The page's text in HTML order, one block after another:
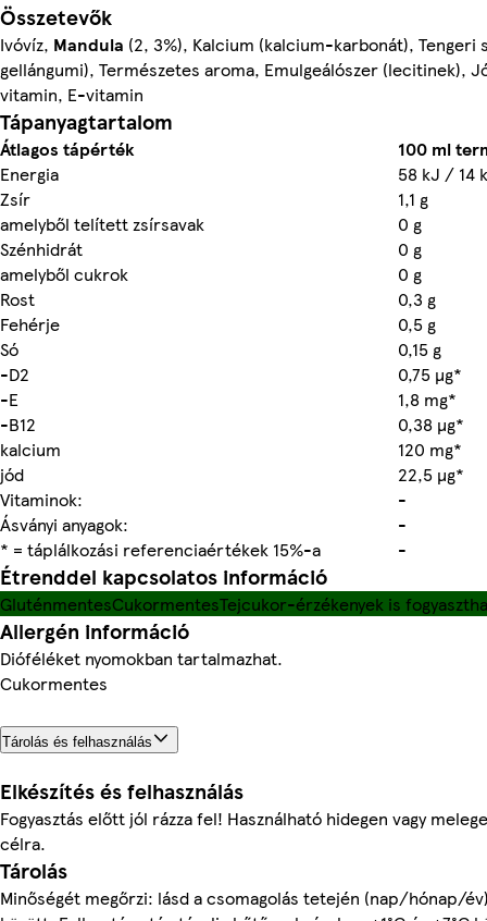
Összetevők
Ivóvíz, Mandula (2, 3%), Kalcium (kalcium-karbonát), Tengeri
gellángumi), Természetes aroma, Emulgeálószer (lecitinek),
vitamin, E-vitamin
Tápanyagtartalom
Átlagos tápérték
100 ml
Energia
58 kJ / 14
Zsír
1,1 g
amelyből telített zsírsavak
0 g
Szénhidrát
0 g
amelyből cukrok
0 g
Rost
0,3 g
Fehérje
0,5 g
Só
0,15 g
-D2
0,75 µg*
-E
1,8 mg*
-B12
0,38 µg*
kalcium
120 mg*
jód
22,5 µg*
Vitaminok:
-
Ásványi anyagok:
-
* = táplálkozási referenciaértékek 15%-a
-
Étrenddel kapcsolatos információ
GluténmentesCukormentesTejcukor-érzékenyek is
Allergén információ
Dióféléket nyomokban tartalmazhat.
Cukormentes
Tárolás és felhasználás
Elkészítés és felhasználás
Fogyasztás előtt jól rázza fel! Használható hidegen vagy
célra.
Tárolás
Minőségét megőrzi: lásd a csomagolás tetején (nap/hónap/